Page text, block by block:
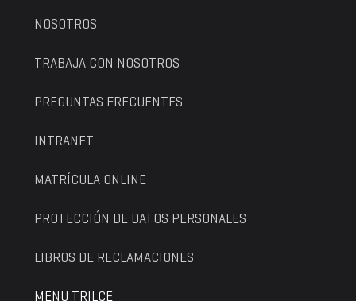
NOSOTROS
TRABAJA CON NOSOTROS
PREGUNTAS FRECUENTES
INTRANET
MATRÍCULA ONLINE
PROTECCIÓN DE DATOS PERSONALES
LIBROS DE RECLAMACIONES
MENU TRILCE